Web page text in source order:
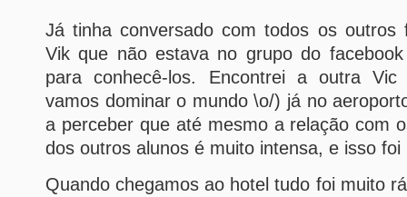
Já tinha conversado com todos os outros
Vik que não estava no grupo do
para conhecê-los. Encontrei a outra
vamos dominar o mundo \o/) já no
a perceber que até mesmo a relação com
dos outros alunos é muito intensa, e isso foi
Quando chegamos ao hotel tudo foi muito